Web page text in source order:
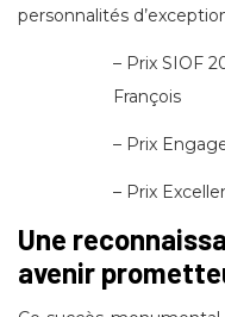
personnalités
– Prix SIOF
François
– Prix
– Prix
Une
avenir